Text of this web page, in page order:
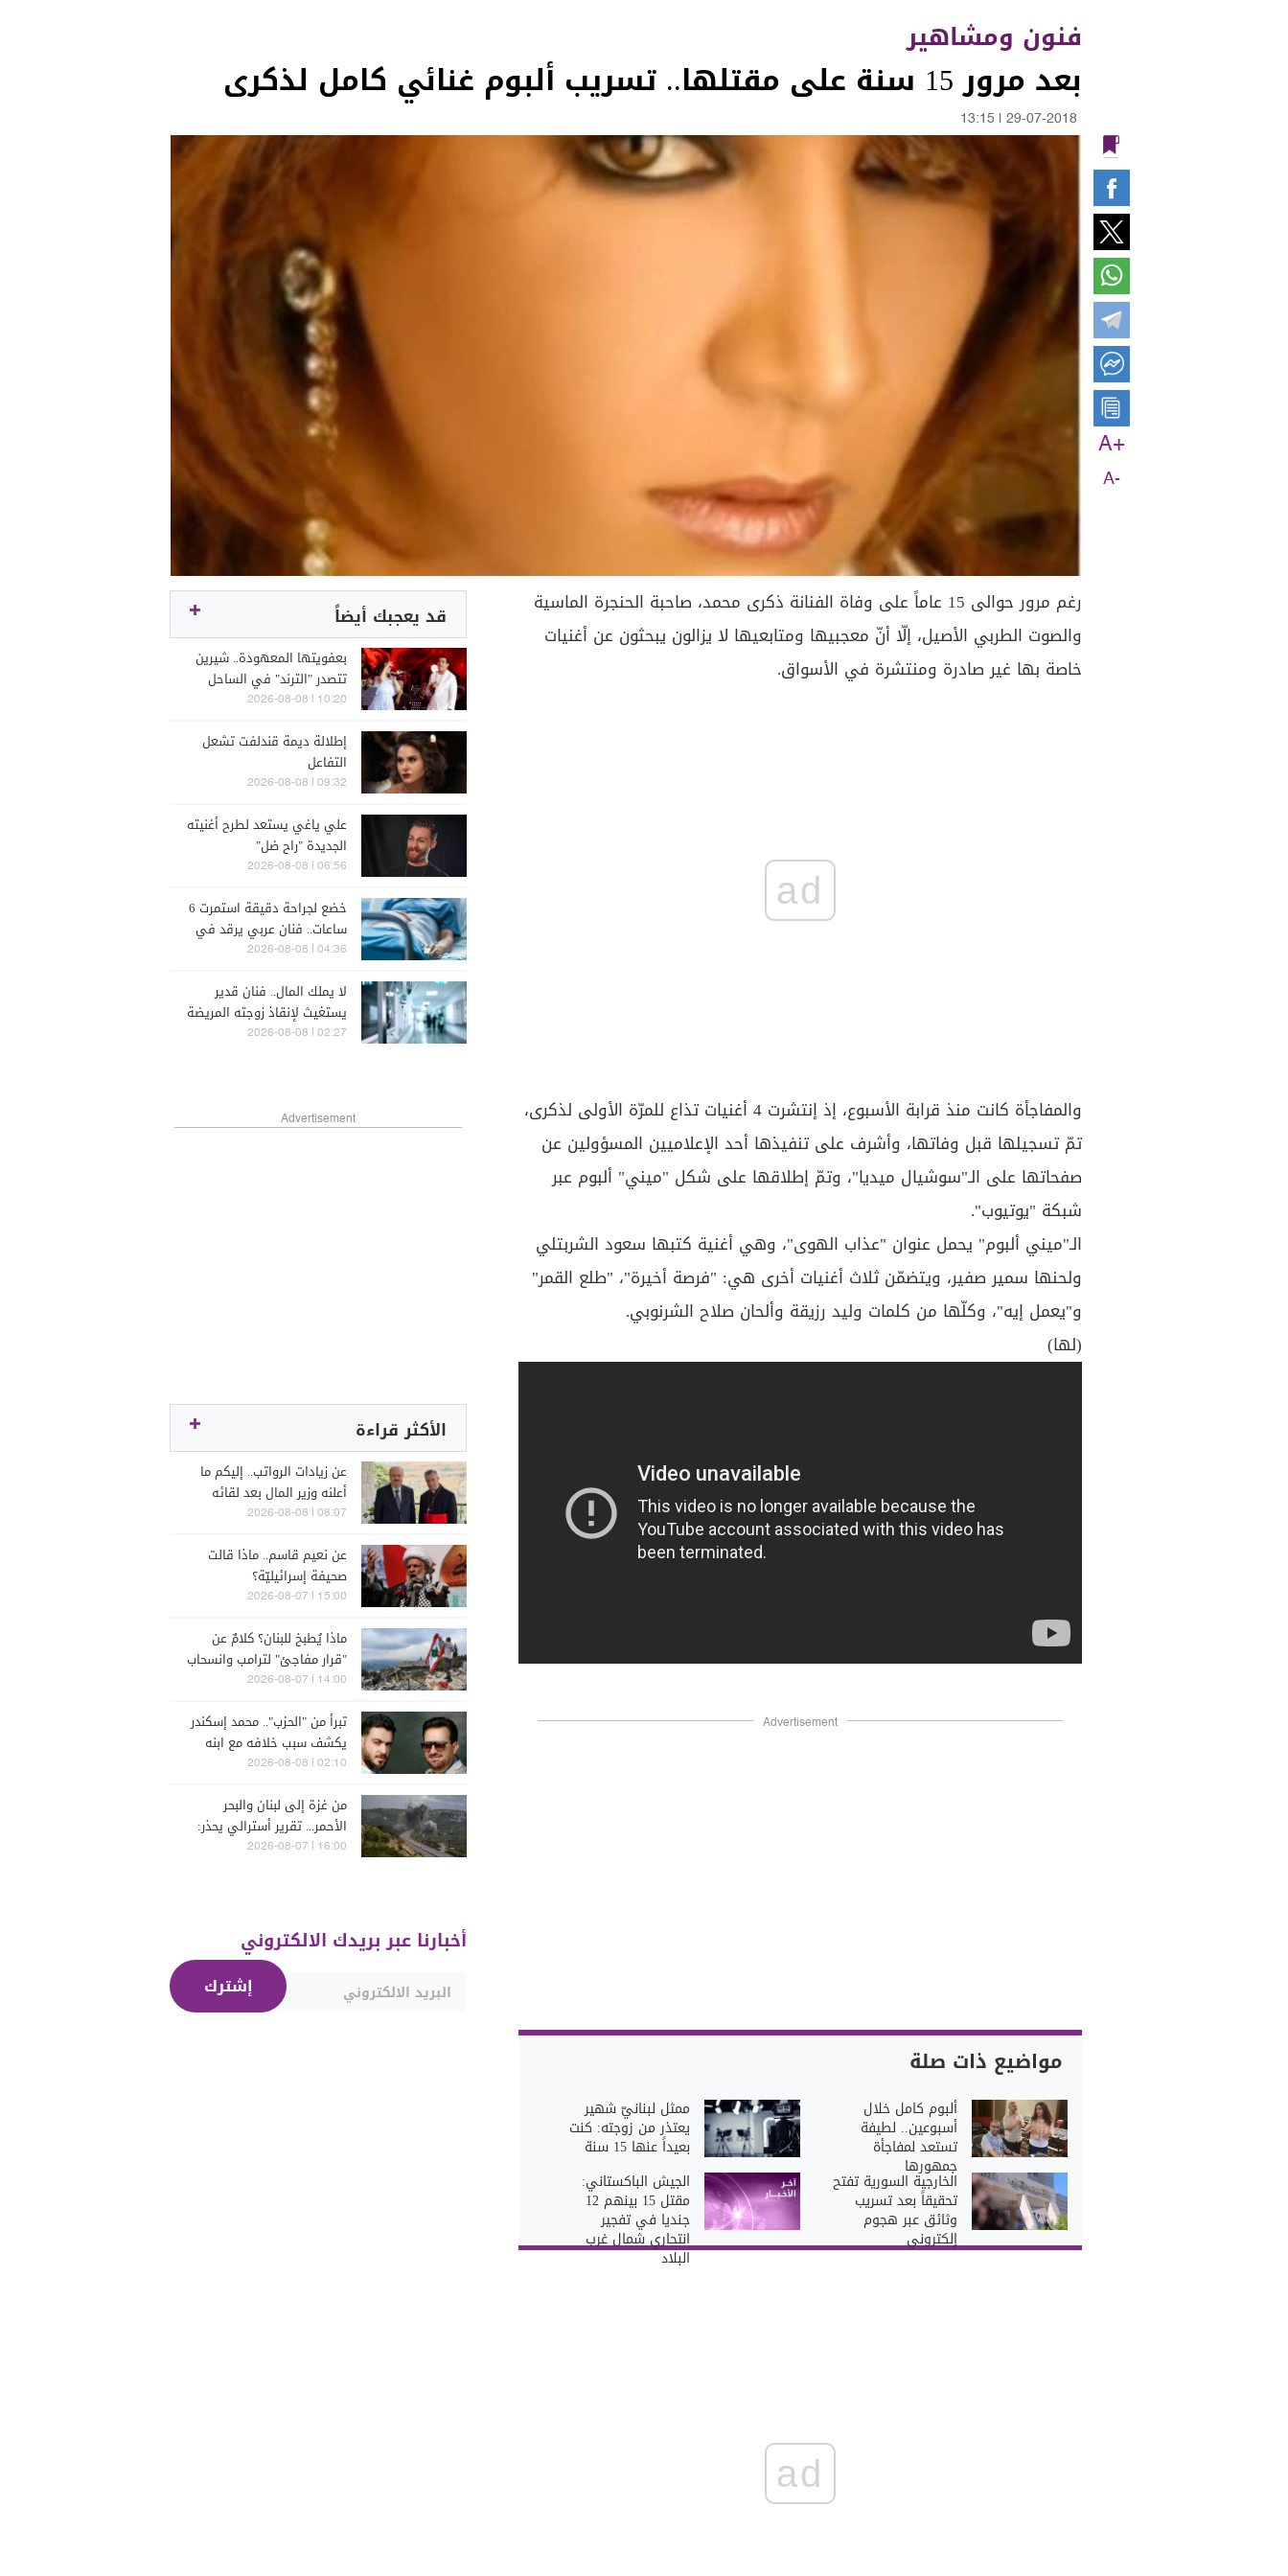
فنون ومشاهير
بعد مرور 15 سنة على مقتلها.. تسريب ألبوم غنائي كامل لذكرى
29-07-2018
13:15
A+
A-
رغم مرور حوالى 15 عاماً على وفاة الفنانة ذكرى محمد، صاحبة الحنجرة الماسية
والصوت الطربي الأصيل، إلّا أنّ معجبيها ومتابعيها لا يزالون يبحثون عن أغنيات
خاصة بها غير صادرة ومنتشرة في الأسواق.
ad
والمفاجأة كانت منذ قرابة الأسبوع، إذ إنتشرت 4 أغنيات تذاع للمرّة الأولى لذكرى،
تمّ تسجيلها قبل وفاتها، وأشرف على تنفيذها أحد الإعلاميين المسؤولين عن
صفحاتها على الـ"سوشيال ميديا"، وتمّ إطلاقها على شكل "ميني" ألبوم عبر
شبكة "يوتيوب".
الـ"ميني ألبوم" يحمل عنوان "عذاب الهوى"، وهي أغنية كتبها سعود الشربتلي
ولحنها سمير صفير، ويتضمّن ثلاث أغنيات أخرى هي: "فرصة أخيرة"، "طلع القمر"
و"يعمل إيه"، وكلّها من كلمات وليد رزيقة وألحان صلاح الشرنوبي.
(لها)
Advertisement
مواضيع ذات صلة
ألبوم كامل خلال
أسبوعين.. لطيفة
تستعد لمفاجأة
جمهورها
ممثل لبنانيّ شهير
يعتذر من زوجته: كنت
بعيداً عنها 15 سنة
الخارجية السورية تفتح
تحقيقاً بعد تسريب
وثائق عبر هجوم
إلكتروني
الجيش الباكستاني:
مقتل 15 بينهم 12
جنديا في تفجير
انتحاري شمال غرب
البلاد
ad
قد يعجبك أيضاً
بعفويتها المعهودة.. شيرين
تتصدر "الترند" في الساحل
الشمالي
10:20 | 2026-08-08
إطلالة ديمة قندلفت تشعل
التفاعل
09:32 | 2026-08-08
علي ياغي يستعد لطرح أغنيته
الجديدة "راح ضل"
06:56 | 2026-08-08
خضع لجراحة دقيقة استمرت 6
ساعات.. فنان عربي يرقد في
المستشفى تحت العناية
04:36 | 2026-08-08
لا يملك المال.. فنان قدير
يستغيث لإنقاذ زوجته المريضة
(صورة)
02:27 | 2026-08-08
Advertisement
الأكثر قراءة
عن زيادات الرواتب.. إليكم ما
أعلنه وزير المال بعد لقائه
الراعي
08:07 | 2026-08-08
عن نعيم قاسم.. ماذا قالت
صحيفة إسرائيليّة؟
15:00 | 2026-08-07
ماذا يُطبخ للبنان؟ كلامٌ عن
"قرار مفاجئ" لترامب وانسحاب
إسرائيل
14:00 | 2026-08-07
تبرأ من "الحزب".. محمد إسكندر
يكشف سبب خلافه مع ابنه
فارس (فيديو)
02:10 | 2026-08-08
من غزة إلى لبنان والبحر
الأحمر... تقرير أسترالي يحذر:
الشرق الأوسط يدخل أخطر
16:00 | 2026-08-07
أخبارنا عبر بريدك الالكتروني
إشترك